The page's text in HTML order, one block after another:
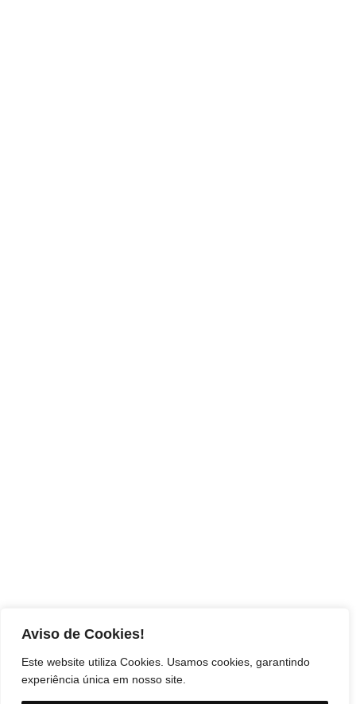
Aviso de Cookies!
Este website utiliza Cookies. Usamos cookies, garantindo
experiência única em nosso site.